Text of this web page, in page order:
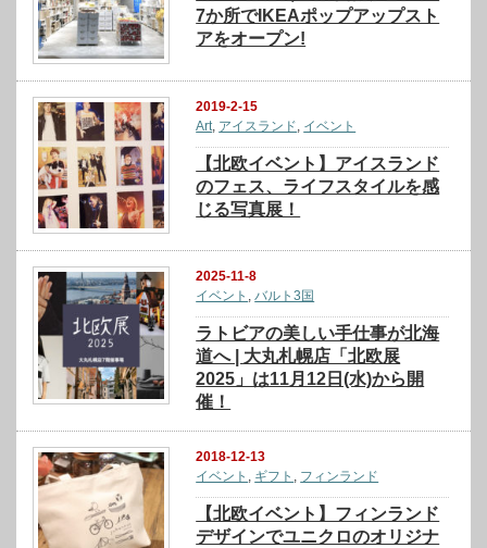
7か所でIKEAポップアップスト
アをオープン!
2019-2-15
Art アイスランド イベント
【北欧イベント】アイスランド
のフェス、ライフスタイルを感
じる写真展！
2025-11-8
イベント ,バルト3国
ラトビアの美しい手仕事が北海
道へ | 大丸札幌店「北欧展
2025」は11月12日(水)から開
催！
2018-12-13
イベント , ギフト , フィンランド
【北欧イベント】フィンランド
デザインでユニクロのオリジナ